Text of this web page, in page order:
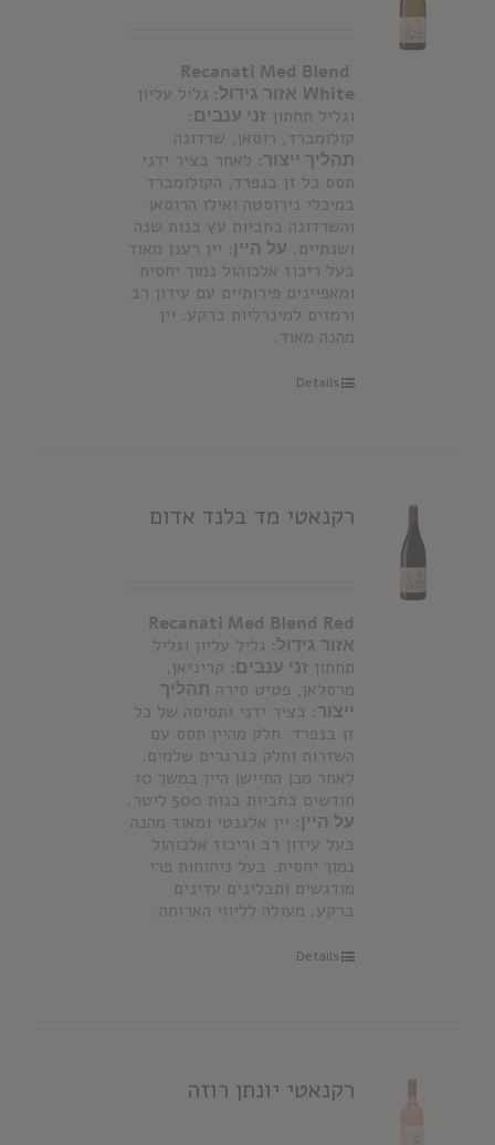
Recanati Med Blend
White אזור גידול: גליל עליון
וגליל תחתון זני ענבים:
קולומברד, רוסאן, שרדונה
תהליך ייצור: לאחר בציר ידני
תסס כל זן בנפרד, הקולומברד
במיכלי נירוסטה ואילו הרוסאן
והשרדונה בחביות עץ בנות שנה
ושנתיים. על היין: יין רענן מאוד
בעל ריכוז אלכוהול נמוך יחסית
ומאפיינים פירותיים עם עידון רב
ורמזים למינרליות ברקע. יין
מהנה מאוד.
Details
רקנאטי מד בלנד אדום
Recanati Med Blend Red
אזור גידול: גליל עליון וגליל
תחתון זני ענבים: קריניאן,
מרסלאן, פטיט סירה תהליך
ייצור: בציר ידני ותסיסה של כל
זן בנפרד. חלק מהיין תסס עם
השזרות וחלק כגרגרים שלמים.
לאחר מכן התיישן היין במשך 10
חודשים בחביות בנות 500 ליטר.
על היין: יין אלגנטי ומאוד מהנה
בעל עידון רב וריכוז אלכוהול
נמוך יחסית. בעל ניחוחות פרי
מודגשים ותבלינים עדינים
ברקע. מעולה לליווי הארוחה.
Details
רקנאטי יונתן רוזה